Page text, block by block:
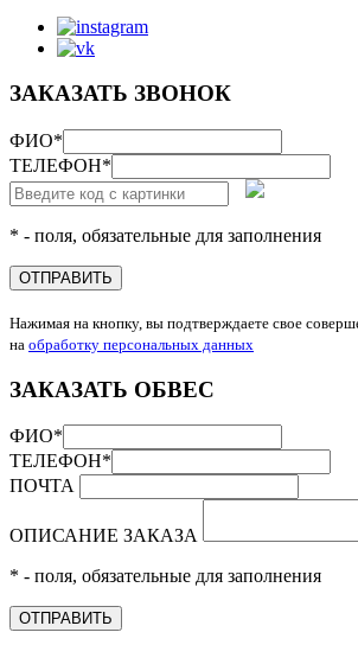
ЗАКАЗАТЬ ЗВОНОК
ФИО*
ТЕЛЕФОН*
* - поля, обязательные для заполнения
ОТПРАВИТЬ
Нажимая на кнопку, вы подтверждаете свое
на обработку персональных данных
ЗАКАЗАТЬ ОБВЕС
ФИО*
ТЕЛЕФОН*
ПОЧТА
ОПИСАНИЕ ЗАКАЗА
* - поля, обязательные для заполнения
ОТПРАВИТЬ